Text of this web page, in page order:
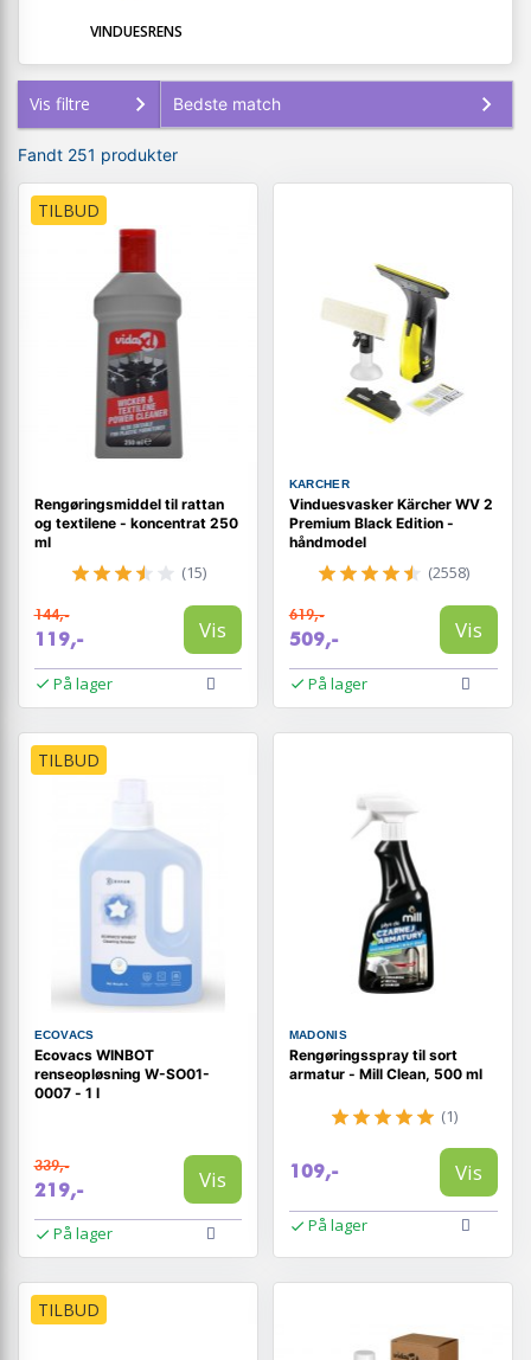
VINDUESRENS
Vis filtre
Fandt 251 produkter
TILBUD
Rengøringsmiddel til rattan
og textilene - koncentrat 250
ml
(15)
144,-
119,- Vis
På lager
KARCHER
Vinduesvasker Kärcher WV 2
Premium Black Edition -
håndmodel
(2558)
619,-
509,- Vis
På lager
TILBUD
ECOVACS
Ecovacs WINBOT
renseopløsning W-SO01-
0007 - 1 l
339,-
219,- Vis
På lager
MADONIS
Rengøringsspray til sort
armatur - Mill Clean, 500 ml
(1)
109,- Vis
På lager
TILBUD